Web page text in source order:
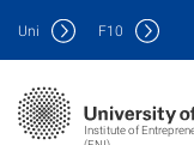
Institute of
Uni F10